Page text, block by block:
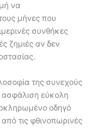
να
μήνες που
συνθήκες
ζημιές αν δεν
της συνεχούς
ασφάλιση εύκολη
οδηγό
τις φθινοπωρινές